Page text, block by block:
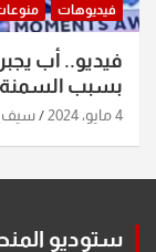
فيديوهات
فيديو.. أب
بسبب السمنة
4 مايو، 2024 سيف
ستوديو